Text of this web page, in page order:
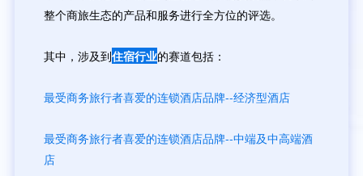
整个商旅生态的产品和服务进行全方位的评选。
其中，涉及到住宿行业的赛道包括：
最受商务旅行者喜爱的连锁酒店品牌--经济型酒店
最受商务旅行者喜爱的连锁酒店品牌--中端及中高端酒
店